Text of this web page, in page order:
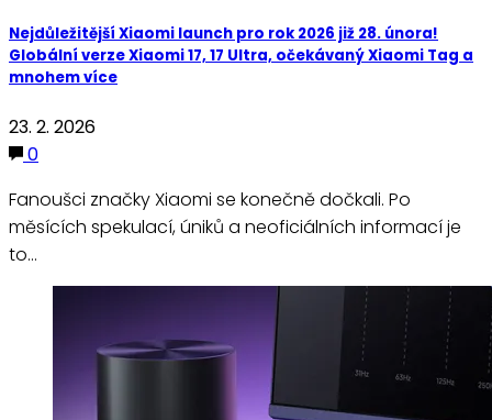
Nejdůležitější Xiaomi launch pro rok 2026 již 28. února!
Globální verze Xiaomi 17, 17 Ultra, očekávaný Xiaomi Tag a
mnohem více
23. 2. 2026
0
Fanoušci značky Xiaomi se konečně dočkali. Po
měsících spekulací, úniků a neoficiálních informací je
to…